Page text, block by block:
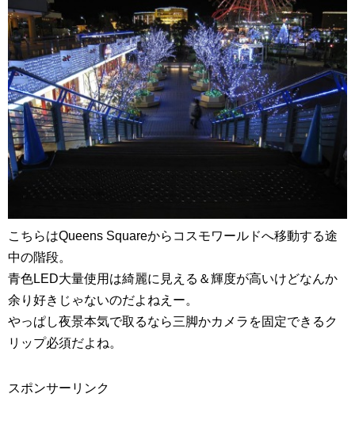
こちらはQueens Squareからコスモワールドへ移動する途
中の階段。
青色LED大量使用は綺麗に見える＆輝度が高いけどなんか
余り好きじゃないのだよねえー。
やっぱし夜景本気で取るなら三脚かカメラを固定できるク
リップ必須だよね。
スポンサーリンク